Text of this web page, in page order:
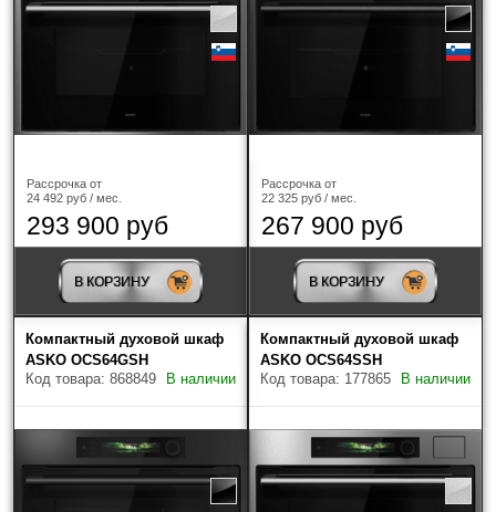
Рассрочка от
24 492 руб / мес.
293 900 руб
В КОРЗИНУ
Рассрочка от
22 325 руб / мес.
267 900 руб
В КОРЗИНУ
Компактный духовой шкаф
ASKO OCS64GSH
Код товара: 868849
В наличии
Компактный духовой шкаф
ASKO OCS64SSH
Код товара: 177865
В наличии